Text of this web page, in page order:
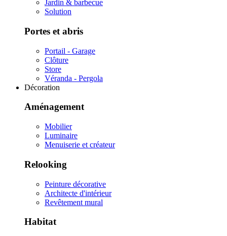
Jardin & barbecue
Solution
Portes et abris
Portail - Garage
Clôture
Store
Véranda - Pergola
Décoration
Aménagement
Mobilier
Luminaire
Menuiserie et créateur
Relooking
Peinture décorative
Architecte d'intérieur
Revêtement mural
Habitat